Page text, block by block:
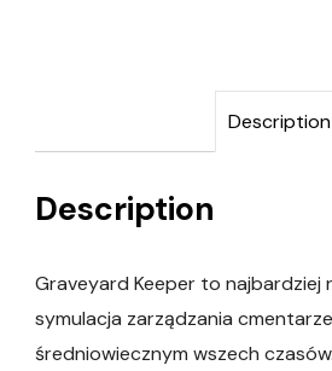
Description
Description
Graveyard Keeper to najbardziej
symulacja zarządzania
średniowiecznym wszech